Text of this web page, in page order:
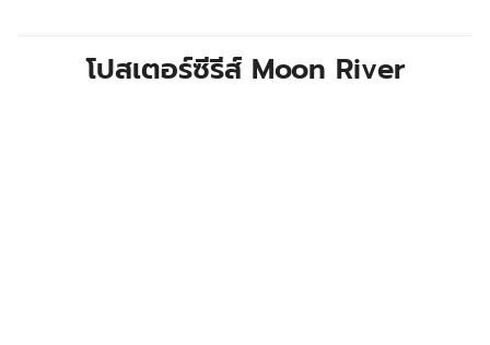
โปสเตอร์ซีรีส์ Moon River